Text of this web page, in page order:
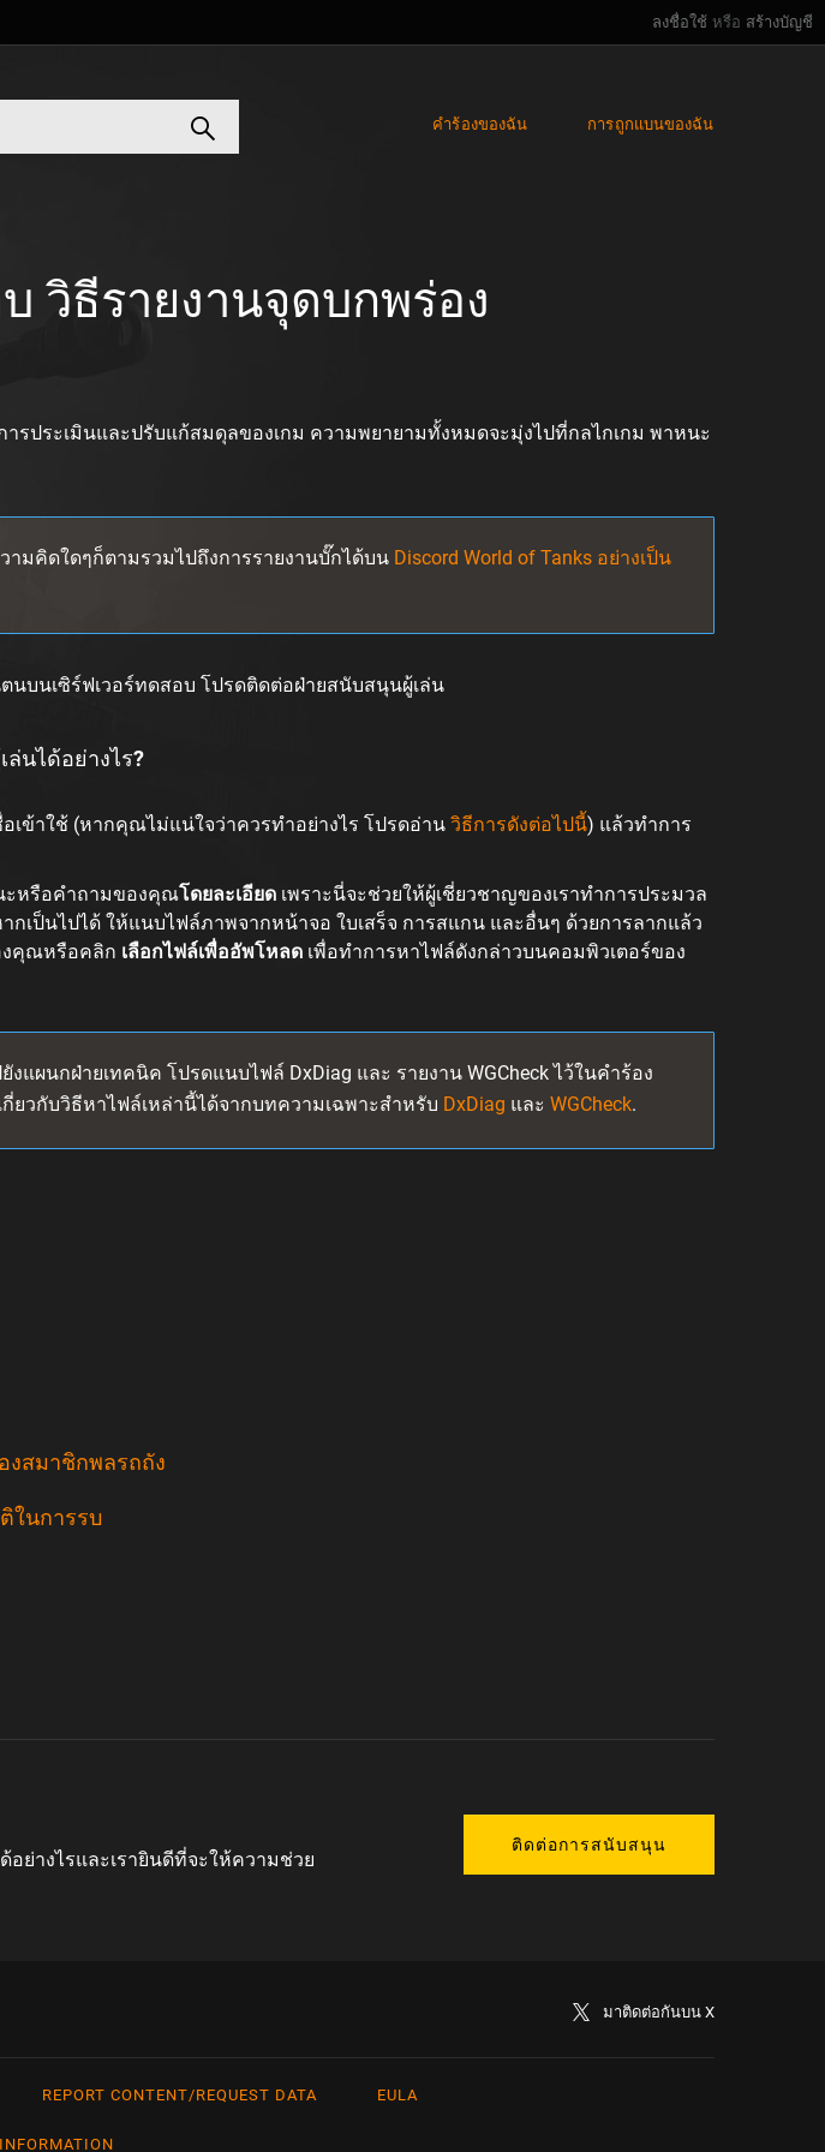
ลงชื่อใช้ หรือ สร้างบัญชี
คำร้องของฉัน การถูกแบนของฉัน
วิธีรายงานจุดบกพร่อง
รประเมินและปรับแก้สมดุลของเกม ความพยายามทั้งหมดจะมุ่งไปที่กลไกเกม พาหนะ
ามคิดใดๆก็ตามรวมไปถึงการรายงานบั๊กได้บน Discord World of Tanks อย่างเป็น
บนเซิร์ฟเวอร์ทดสอบ โปรดติดต่อฝ่ายสนับสนุนผู้เล่น
นได้อย่างไร?
เข้าใช้ (หากคุณไม่แน่ใจว่าควรทำอย่างไร โปรดอ่านวิธีการดังต่อไปนี้) แล้วทำการ
ะหรือคำถามของคุณโดยละเอียด เพราะนี่จะช่วยให้ผู้เชี่ยวชาญของเราทำการประมวล
กเป็นไปได้ ให้แนบไฟล์ภาพจากหน้าจอ ใบเสร็จ การสแกน และอื่นๆ ด้วยการลากแล้ว
งคุณหรือคลิก เลือกไฟล์เพื่ออัพโหลด เพื่อทำการหาไฟล์ดังกล่าวบนคอมพิวเตอร์ของ
แผนกฝ่ายเทคนิค โปรดแนบไฟล์ DxDiag และ รายงาน WGCheck ไว้ในคำร้อง
ยวกับวิธีหาไฟล์เหล่านี้ได้จากบทความเฉพาะสำหรับ DxDiag และWGCheck.
งสมาชิกพลรถถัง
ในการรบ
อย่างไรและเรายินดีที่จะให้ความช่วย
ติดต่อการสนับสนุน
มาติดต่อกันบน X
REPORT CONTENT/REQUEST DATA EULA